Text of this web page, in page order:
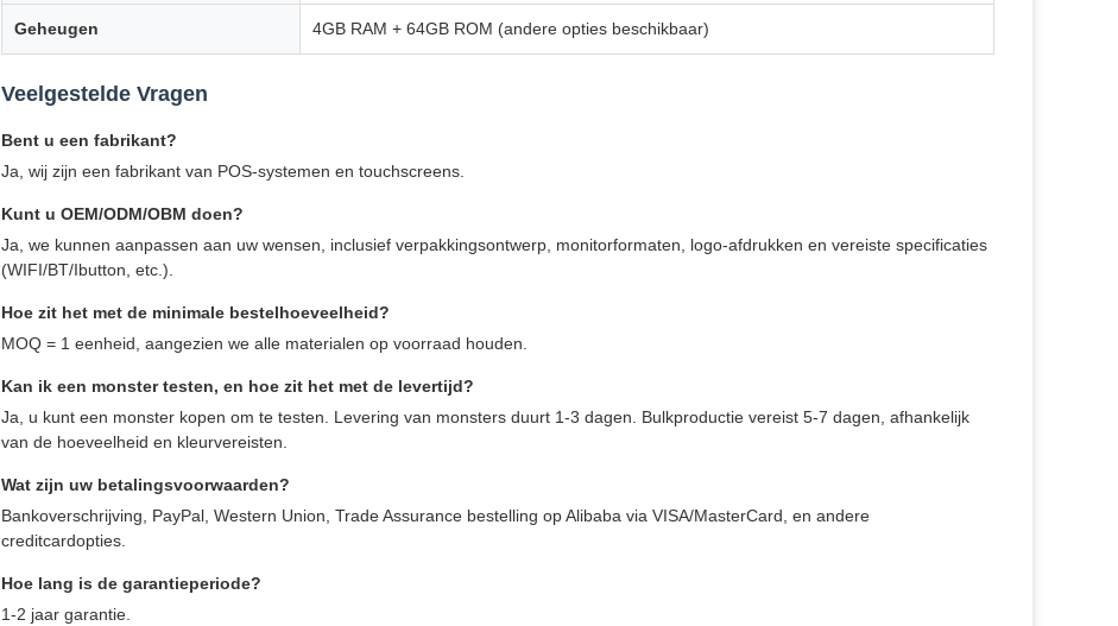
Geheugen 4GB RAM + 64GB ROM (andere opties beschikbaar)
Veelgestelde Vragen
Bent u een fabrikant?
Ja, wij zijn een fabrikant van POS-systemen en touchscreens.
Kunt u OEM/ODM/OBM doen?
Ja, we kunnen aanpassen aan uw wensen, inclusief verpakkingsontwerp, monitorformaten, logo-afdrukken en vereiste specificaties
(WIFI/BT/Ibutton, etc.).
Hoe zit het met de minimale bestelhoeveelheid?
MOQ = 1 eenheid, aangezien we alle materialen op voorraad houden.
Kan ik een monster testen, en hoe zit het met de levertijd?
Ja, u kunt een monster kopen om te testen. Levering van monsters duurt 1-3 dagen. Bulkproductie vereist 5-7 dagen, afhankelijk
van de hoeveelheid en kleurvereisten.
Wat zijn uw betalingsvoorwaarden?
Bankoverschrijving, PayPal, Western Union, Trade Assurance bestelling op Alibaba via VISA/MasterCard, en andere
creditcardopties.
Hoe lang is de garantieperiode?
1-2 jaar garantie.